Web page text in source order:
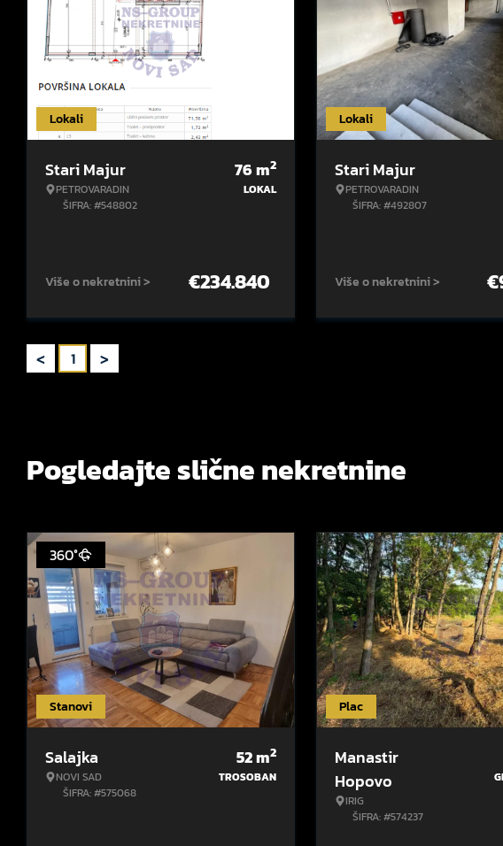
Lokali
Stari Majur
PETROVARADIN
ŠIFRA: #548802
76m2
LOKAL
Više o nekretnini > €234.840
Lokali
Stari Majur
PETROVARADIN
ŠIFRA: #492807
Više o nekretnini > €
< 1 >
Pogledajte slične nekretnine
Stanovi
360°
Salajka
NOVI SAD
ŠIFRA: #575068
52m2
TROSOBAN
Plac
Manastir
Hopovo
IRIG
ŠIFRA: #574237